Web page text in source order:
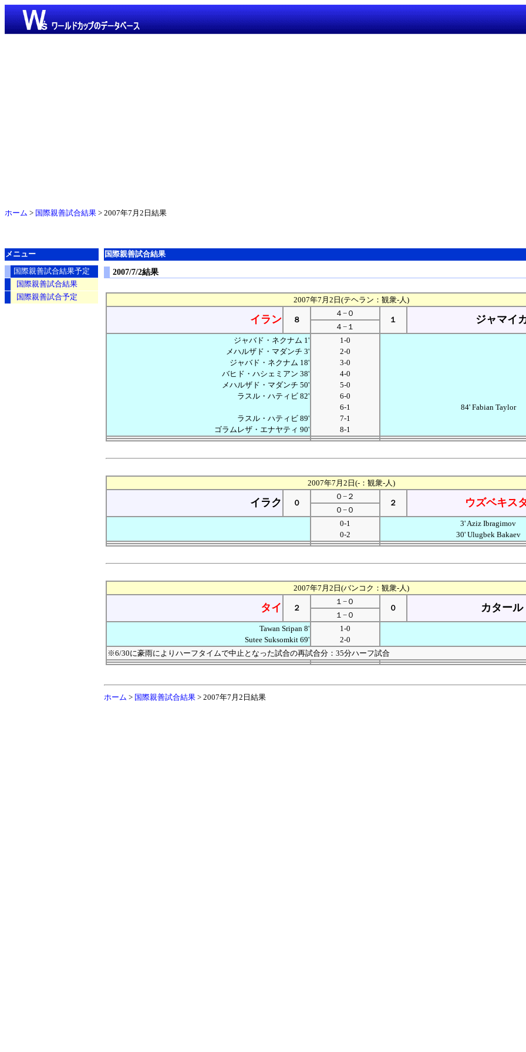
ホーム > 国際親善試合結果 > 2007年7月2日結果
国際親善試合結果
2007/7/2結果
2007年7月2日(テヘラン：観衆-人)
イラン ８
４−０
１ ジャマイ
４−１
ジャバド・ネクナム 1'
メハルザド・マダンチ 3'
ジャバド・ネクナム 18'
バヒド・ハシェミアン 38'
メハルザド・マダンチ 50'
ラスル・ハティビ 82'
ラスル・ハティビ 89'
ゴラムレザ・エナヤティ 90'
1-0
2-0
3-0
4-0
5-0
6-0
6-1
7-1
8-1
84' Fabian Taylor
2007年7月2日(-：観衆-人)
イラク ０
０−２
２ ウズベキス
０−０
0-1
0-2
3' Aziz Ibragimov
30' Ulugbek Bakaev
2007年7月2日(バンコク：観衆-人)
タイ ２
１−０
０ カタール
１−０
Tawan Sripan 8'
Sutee Suksomkit 69'
1-0
2-0
※6/30に豪雨によりハーフタイムで中止となった試合の再試合分：35分ハーフ試合
ホーム > 国際親善試合結果> 2007年7月2日結果
メニュー
国際親善試合結果予定
国際親善試合結果
国際親善試合予定